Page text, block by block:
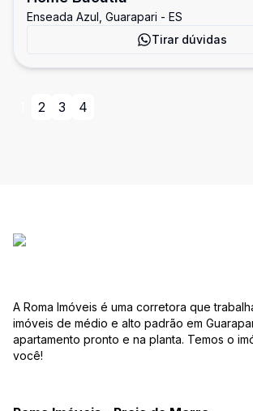
Enseada Azul, Guarapari - ES
Tirar dúvidas
2 3 4
A Roma Imóveis é uma corretora que
imóveis de médio e alto padrão em
apartamento pronto e na planta. Temos o
você!